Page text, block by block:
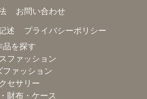
お問い合わせ
述
プライバシーポリシー
品を探す
ファッション
ファッション
セサリー
財布・ケース